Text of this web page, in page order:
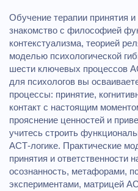
Обучение терапии принятия
знакомство с философией
контекстуализма, теорией
моделью психологической
шести ключевых процессов
для психологов вы
процессы: принятие,
контакт с настоящим
прояснение ценностей и
учитесь строить
ACT‑логике. Практические
принятия и
осознанность, метафорами,
экспериментами, матрицей